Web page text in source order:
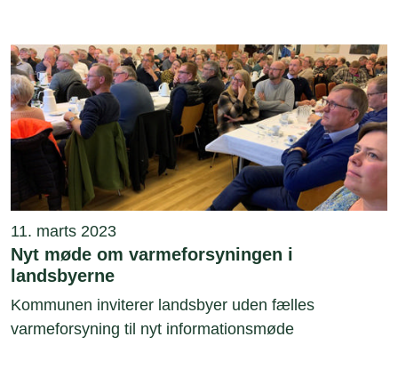
11. marts 2023
Nyt møde om varmeforsyningen i
landsbyerne
Kommunen inviterer landsbyer uden fælles
varmeforsyning til nyt informationsmøde